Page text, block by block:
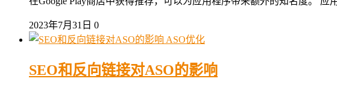
2023年7月31日 0
ASO优化
SEO和反向链接对ASO的影响